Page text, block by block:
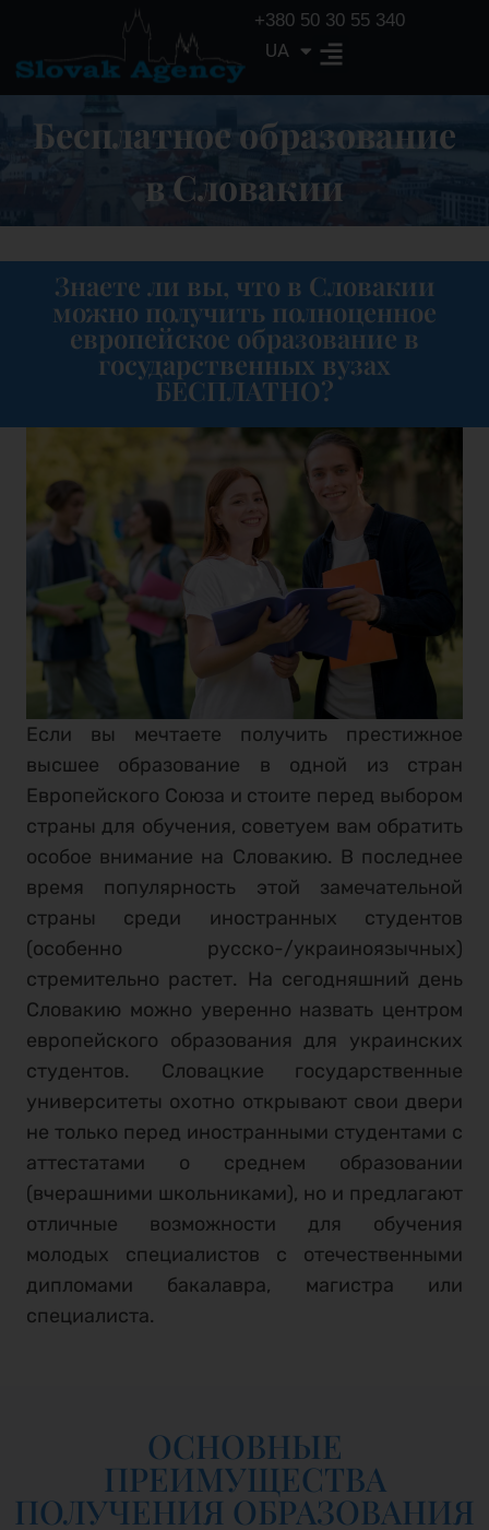
+380 50 30 55 340
UA
EN
Бесплатное образование
в Словакии
Знаете ли вы, что в Словакии
можно получить полноценное
европейское образование в
государственных вузах
БЕСПЛАТНО?
Если вы мечтаете получить престижное
высшее образование в одной из стран
Европейского Союза и стоите перед выбором
страны для обучения, советуем вам обратить
особое внимание на Словакию. В последнее
время популярность этой замечательной
страны среди иностранных студентов
(особенно русско-/украиноязычных)
стремительно растет. На сегодняшний день
Словакию можно уверенно назвать центром
европейского образования для украинских
студентов. Словацкие государственные
университеты охотно открывают свои двери
не только перед иностранными студентами с
аттестатами о среднем образовании
(вчерашними школьниками), но и предлагают
отличные возможности для обучения
молодых специалистов с отечественными
дипломами бакалавра, магистра или
специалиста.
ОСНОВНЫЕ
ПРЕИМУЩЕСТВА
ПОЛУЧЕНИЯ ОБРАЗОВАНИЯ